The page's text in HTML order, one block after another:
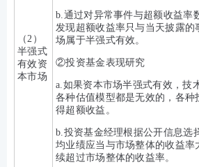
（2）
半强式
有效资
本市场
b.通过对异常事件与超额收益率
发现超额收益率只与当天披露的
场属于半强式有效。
②投资基金表现研究
a.如果资本市场半强式有效，技
各种估值模型都是无效的，各种
得超额收益。
b.投资基金经理根据公开信息选
均业绩应当与市场整体的收益率
续超过市场整体的收益率。